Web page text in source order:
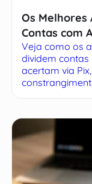
Os Melhores
Contas com
Complicação
Veja como os
dividem
acertam via